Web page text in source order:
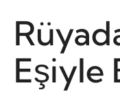
Eşiyle